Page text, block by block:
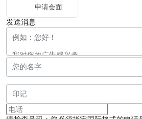
front loader: fixed frame,
hydraulic system connection,
electric system connections,
ELECTRONIC joystick controller
fully integrated with vehicle
GX001 POWER BEYOND: direct oil inlet to
connect to the external spool valves
GP503 4 rear high flow distributors
with flow regulator. Electronic
joystick control on satellite
for 1st & 2nd with timer.
Mechanical lever controls for
3rd & 4th (2 Float) (8 rear
outlets)
申请会面
发送消息